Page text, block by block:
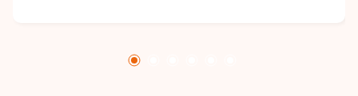
auxiliar na busca pelo imóvel que você busca.